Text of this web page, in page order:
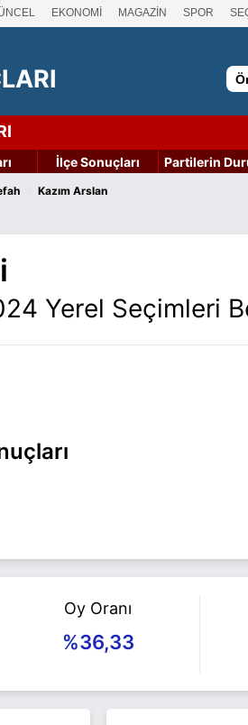
EKONOMİ MAGAZİN SPOR
İlçe Sonuçları Partilerin
Kazım Arslan
Yerel Seçimleri
YOZGAT İI SAĞLIK MÜDÜRLÜĞÜ VE
YOZGAT MILLETVEKILI
SEÇILDI.2019 YEREL SEÇIMLERINDE
ADAYI ARSLAN, EVLI VE 2 ÇOCUK
Oy Oranı
%36,33